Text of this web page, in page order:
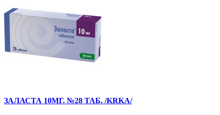
ЗАЛАСТА 10МГ. №28 ТАБ. /KRKA/